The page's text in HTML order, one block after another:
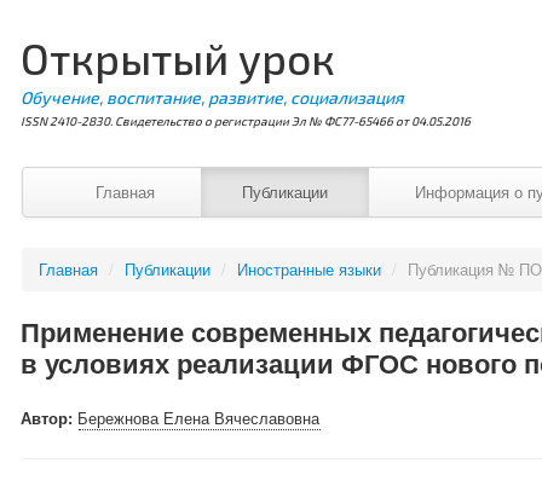
Открытый урок
Обучение, воспитание, развитие, социализация
ISSN 2410-2830. Свидетельство о регистрации Эл № ФС77-65466 от 04.05.2016
Главная Публикации Информация о
Главная / Публикации / Иностранные языки / Публикация №
Применение современных
в условиях реализации ФГОС нового
Автор: Бережнова Елена Вячеславовна